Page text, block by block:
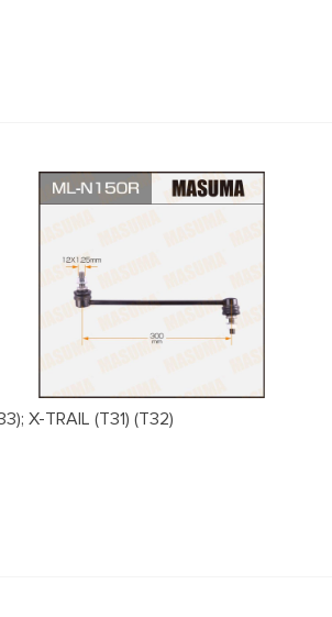
X-TRAIL (T31) (T32)